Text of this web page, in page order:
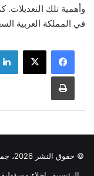
وأهمية تلك
في المملكة العربية
طباعة
© حقوق النشر 2026، جميع الحقوق محفوظة |